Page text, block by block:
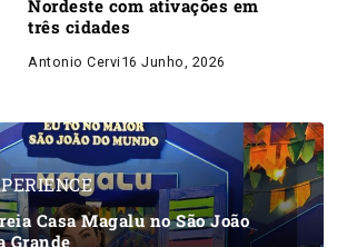
Nordeste com ativações em
três cidades
Antonio Cervi 16 Junho, 2026
Casa Magalu no São João
Grande